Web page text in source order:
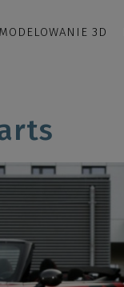
MODELOWANIE 3D